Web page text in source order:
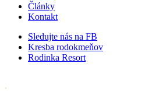
Články
Kontakt
Sledujte nás na FB
Kresba rodokmeňov
Rodinka Resort
.